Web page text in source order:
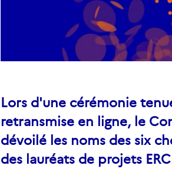
Lors d'une cérémonie
retransmise en ligne, le
dévoilé les noms des six
des lauréats de projets